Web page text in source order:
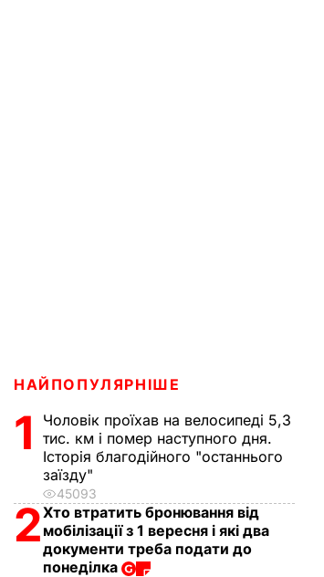
НАЙПОПУЛЯРНІШЕ
1
Чоловік проїхав на велосипеді 5,3
тис. км і помер наступного дня.
Історія благодійного "останнього
заїзду"
45093
2Хто втратить бронювання від
мобілізації з 1 вересня і які два
документи треба подати до
понеділка